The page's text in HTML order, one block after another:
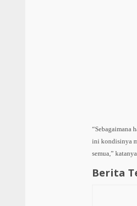
“Sebagaimana
ini kondisinya
semua,”
Berita